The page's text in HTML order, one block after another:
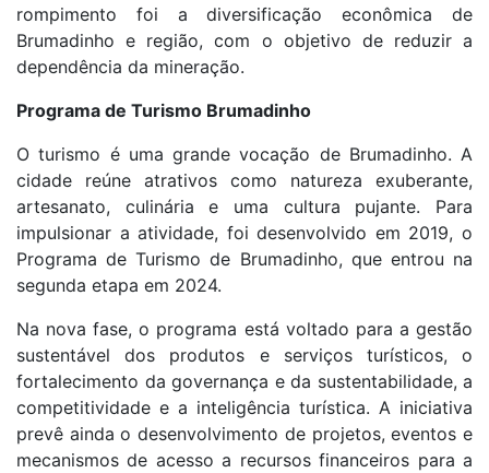
rompimento foi a diversificação econômica de
Brumadinho e região, com o objetivo de reduzir a
dependência da mineração.
Programa de Turismo Brumadinho
O turismo é uma grande vocação de Brumadinho. A
cidade reúne atrativos como natureza exuberante,
artesanato, culinária e uma cultura pujante. Para
impulsionar a atividade, foi desenvolvido em 2019, o
Programa de Turismo de Brumadinho, que entrou na
segunda etapa em 2024.
Na nova fase, o programa está voltado para a gestão
sustentável dos produtos e serviços turísticos, o
fortalecimento da governança e da sustentabilidade, a
competitividade e a inteligência turística. A iniciativa
prevê ainda o desenvolvimento de projetos, eventos e
mecanismos de acesso a recursos financeiros para a